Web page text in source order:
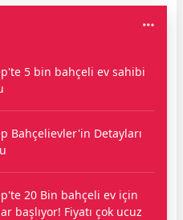
5 bin bahçeli ev sahibi
Bahçelievler'in Detayları
20 Bin bahçeli ev için
başlıyor! Fiyatı çok ucuz